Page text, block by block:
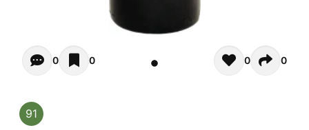
Opiniones - Zur Zeit gibt noch keinen Kommentar.
0 0 0 0
91